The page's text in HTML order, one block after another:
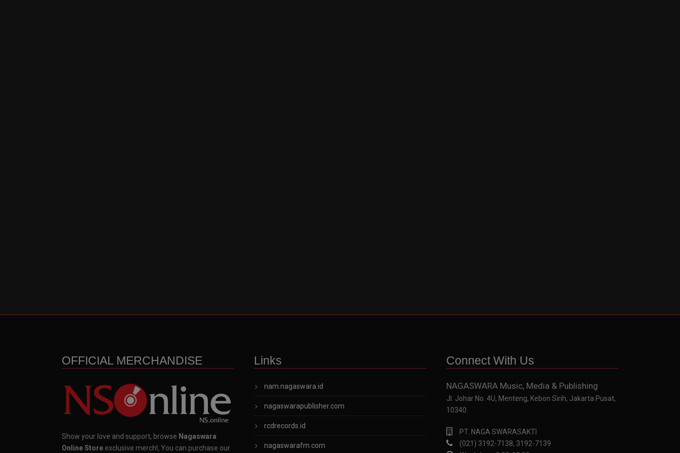
OFFICIAL MERCHANDISE
Show your love and support, browse Nagaswara
Online Store exclusive merch!, You can purchase our
Links
nam.nagaswara.id
nagaswarapublisher.com
rcdrecords.id
nagaswarafm.com
Connect With Us
NAGASWARA Music, Media & Publishing
Jl. Johar No. 4U, Menteng, Kebon Sirih, Jakarta Pusat,
10340.
PT. NAGA SWARASAKTI
(021) 3192-7138, 3192-7139